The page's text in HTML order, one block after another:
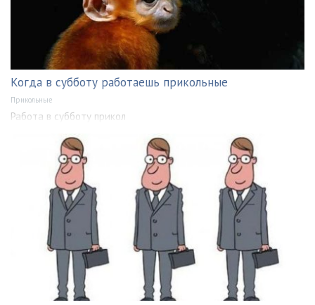
Когда в субботу работаешь прикольные
Прикольные
Работа в субботу прикол